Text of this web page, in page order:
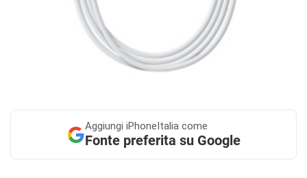
Aggiungi iPhoneItalia come
Fonte preferita su Google